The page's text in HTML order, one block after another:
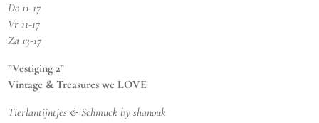
Do 11-17
Vr 11-17
Za 13-17
”Vestiging 2”
Vintage & Treasures we LOVE
Tierlantijntjes & Schmuck by shanouk